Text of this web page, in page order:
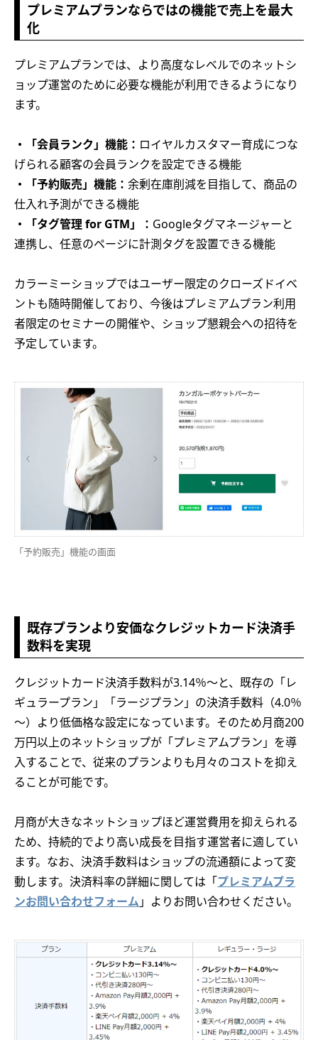
プレミアムプランならではの機能で売上を最大
化
プレミアムプランでは、より高度なレベルでのネットシ
ョップ運営のために必要な機能が利用できるようになり
ます。
・「会員ランク」機能： ロイヤルカスタマー育成につな
げられる顧客の会員ランクを設定できる機能
・「予約販売」機能： 余剰在庫削減を目指して、商品の
仕入れ予測ができる機能
・「タグ管理 for GTM」： Googleタグマネージャーと
連携し、任意のページに計測タグを設置できる機能
カラーミーショップではユーザー限定のクローズドイベ
ントも随時開催しており、今後はプレミアムプラン利用
者限定のセミナーの開催や、ショップ懇親会への招待を
予定しています。
「予約販売」機能の画面
既存プランより安価なクレジットカード決済手
数料を実現
クレジットカード決済手数料が3.14％～と、既存の「レ
ギュラープラン」「ラージプラン」の決済手数料（4.0％
～）より低価格な設定になっています。そのため月商200
万円以上のネットショップが「プレミアムプラン」を導
入することで、従来のプランよりも月々のコストを抑え
ることが可能です。
月商が大きなネットショップほど運営費用を抑えられる
ため、持続的でより高い成長を目指す運営者に適してい
ます。なお、決済手数料はショップの流通額によって変
動します。決済料率の詳細に関しては「プレミアムプラ
ンお問い合わせフォーム 」よりお問い合わせください。